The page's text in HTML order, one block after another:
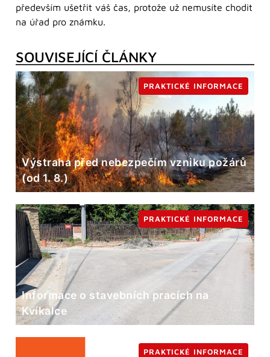
především ušetřit váš čas, protože už nemusíte chodit
na úřad pro známku.
SOUVISEJÍCÍ ČLÁNKY
Výstraha před nebezpečím vzniku požárů
(od 1. 8.)
PRAKTICKÉ INFORMACE
Informace o stavebních pracích na
Kvíkalce
PRAKTICKÉ INFORMACE
PRAKTICKÉ INFORMACE